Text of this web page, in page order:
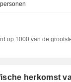
op 1000 van de
herkomst